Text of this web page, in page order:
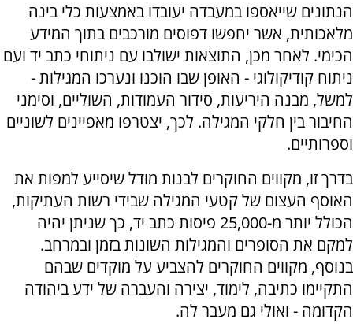
הנתונים שייאספו במעבדה יעובדו באמצעות כלי בינה
מלאכותית, אשר יחפשו דפוסים מורכבים בתוך המידע
הכימי. לאחר מכן, התוצאות ישולבו עם ניתוחי כתב יד ועם
ניתוח קודיקולוגי - האופן שבו הוכנו ונערכו המגילות -
למשל, מבנה היריעות, סידור העמודות, השוליים, וסימני
החיבור בין חלקי המגילה. לכך, יצטרפו מאפיינים לשוניים
וספרותיים.
בדרך זו, מקווים החוקרים לבנות מודל שיסייע למפות את
האוסף העצום של קטעי המגילה שבידי רשות העתיקות,
הכולל יותר מ-25,000 פיסות כתב יד, כך שניתן יהיה
למקם את הסופרים והמגילות השונות בזמן ובמרחב.
בנוסף, מקווים החוקרים להצביע על מוקדים שבהם
התקיימו כתיבה, לימוד, יצירה והעברה של ידע ביהודה
הקדומה - ואולי גם מעבר לה.